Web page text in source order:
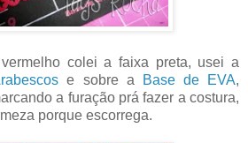
colei a faixa preta, usei a
e sobre a Base de EVA,
a furação prá fazer a costura,
porque escorrega.